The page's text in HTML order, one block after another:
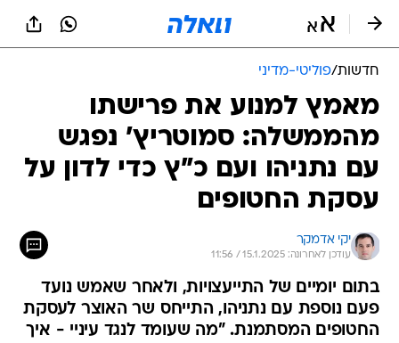
חדשות/פוליטי-מדיני
מאמץ למנוע את פרישתו
מהממשלה: סמוטריץ' נפגש
עם נתניהו ועם כ"ץ כדי לדון על
עסקת החטופים
יקי אדמקר
עודכן לאחרונה: 15.1.2025 / 11:56
בתום יומיים של התייעצויות, ולאחר שאמש נועד
פעם נוספת עם נתניהו, התייחס שר האוצר לעסקת
החטופים המסתמנת. "מה שעומד לנגד עיניי - איך